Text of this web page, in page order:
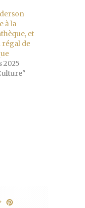
à la
et
régal de
2025